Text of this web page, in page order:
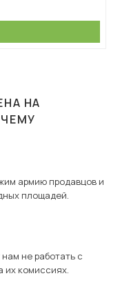
НА
армию продавцов и
площадей.
не работать с
их комиссиях.